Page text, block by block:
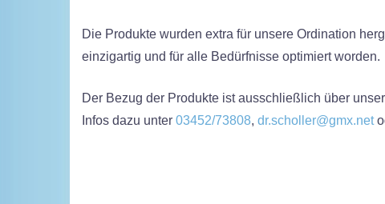
Die Produkte wurden extra für unsere Ordination
einzigartig und für alle Bedürfnisse optimiert worden.
Der Bezug der Produkte ist ausschließlich über
Infos dazu unter 03452/73808, dr.scholler@gmx.net